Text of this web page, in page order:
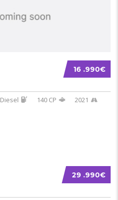
16 .990€
Diesel 140 CP
2021
29 .990€